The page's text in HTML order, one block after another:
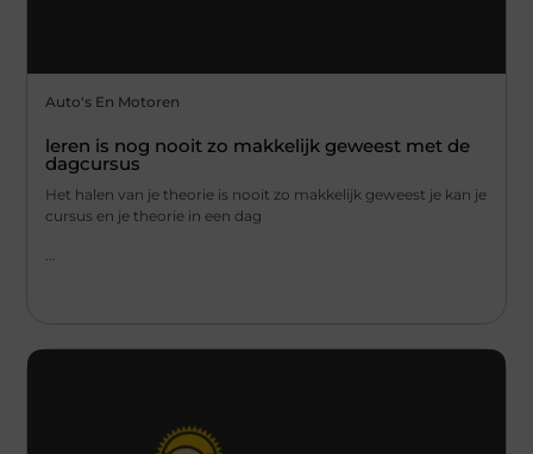
Auto's En Motoren
leren is nog nooit zo makkelijk geweest met de
dagcursus
Het halen van je theorie is nooit zo makkelijk geweest je kan je
cursus en je theorie in een dag